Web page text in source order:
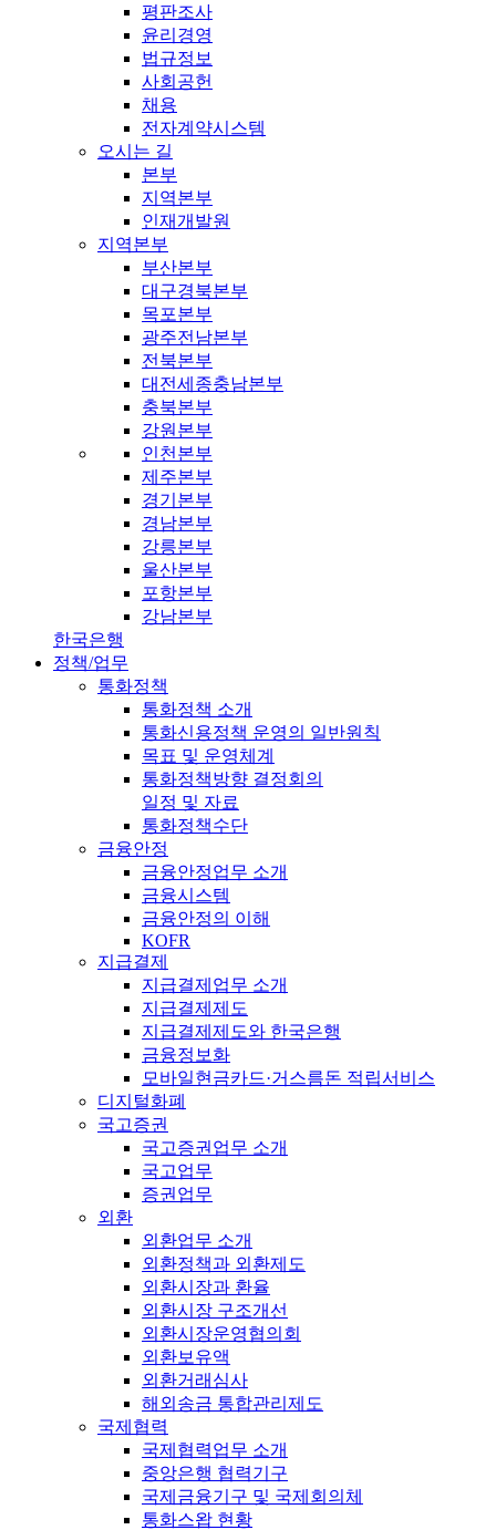
평판조사
윤리경영
법규정보
사회공헌
채용
전자계약시스템
오시는 길
본부
지역본부
인재개발원
지역본부
부산본부
대구경북본부
목포본부
광주전남본부
전북본부
대전세종충남본부
충북본부
강원본부
인천본부
제주본부
경기본부
경남본부
강릉본부
울산본부
포항본부
강남본부
한국은행
정책/업무
통화정책
통화정책 소개
통화신용정책 운영의 일반원칙
목표 및 운영체계
통화정책방향 결정회의
일정 및 자료
통화정책수단
금융안정
금융안정업무 소개
금융시스템
금융안정의 이해
KOFR
지급결제
지급결제업무 소개
지급결제제도
지급결제제도와 한국은행
금융정보화
모바일현금카드·거스름돈 적립서비스
디지털화폐
국고증권
국고증권업무 소개
국고업무
증권업무
외환
외환업무 소개
외환정책과 외환제도
외환시장과 환율
외환시장 구조개선
외환시장운영협의회
외환보유액
외환거래심사
해외송금 통합관리제도
국제협력
국제협력업무 소개
중앙은행 협력기구
국제금융기구 및 국제회의체
통화스왑 현황